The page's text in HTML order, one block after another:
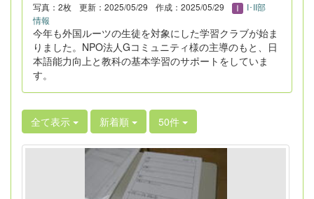
写真：2枚 更新：2025/05/29 作成：2025/05/29
I･II部
情報
今年も外国ルーツの生徒を対象にした学習クラブが始ま
りました。NPO法人Gコミュニティ様の主導のもと、日
本語能力向上と教科の基本学習のサポートをしていま
す。
全て表示 新着順 50件